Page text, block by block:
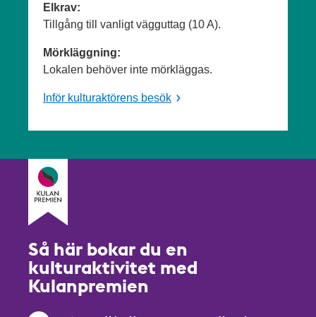
Elkrav:
Tillgång till vanligt vägguttag (10 A).
Mörkläggning:
Lokalen behöver inte mörkläggas.
Inför kulturaktörens besök
Så här bokar du en
kulturaktivitet med
Kulanpremien